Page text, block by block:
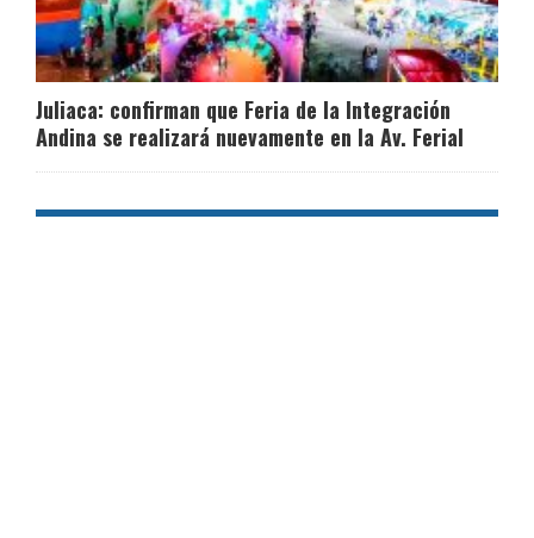
Juliaca: confirman que Feria de la Integración
Andina se realizará nuevamente en la Av. Ferial